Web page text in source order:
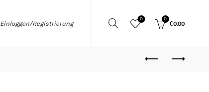
Einloggen/Registrierung
0 0
€0.00